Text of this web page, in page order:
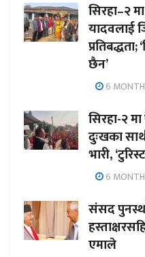
सिरहा–२
यादवलाई
छैन’
6
सिरहा-२
दुःखका
भारी,
6
संसद
एमाले